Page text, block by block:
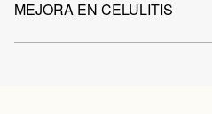
MEJORA EN CELULITIS